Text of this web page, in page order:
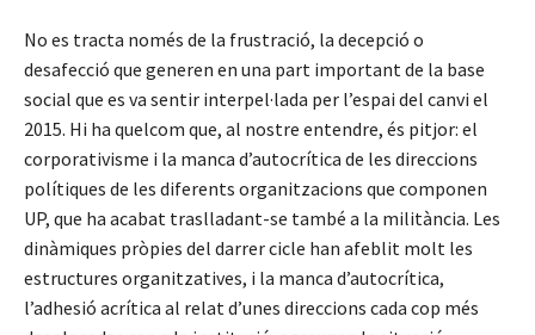
No es tracta només de la frustració, la decepció o
desafecció que generen en una part important de la base
social que es va sentir interpel·lada per l’espai del canvi el
2015. Hi ha quelcom que, al nostre entendre, és pitjor: el
corporativisme i la manca d’autocrítica de les direccions
polítiques de les diferents organitzacions que componen
UP, que ha acabat traslladant-se també a la militància. Les
dinàmiques pròpies del darrer cicle han afeblit molt les
estructures organitzatives, i la manca d’autocrítica,
l’adhesió acrítica al relat d’unes direccions cada cop més